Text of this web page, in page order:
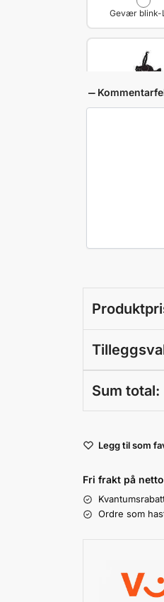
Gevær blink-
Pistol blink-
Sum total:
l
e
r
n
Legg til som
Fri frakt på
Ordre som